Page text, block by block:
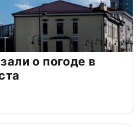
о погоде в